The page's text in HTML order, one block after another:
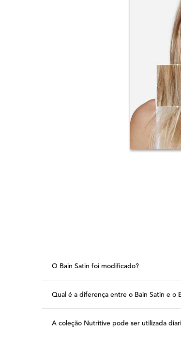
O Bain Satin foi modificado?
Qual é a diferença entre o Bain Satin e o
A coleção Nutritive pode ser utilizada